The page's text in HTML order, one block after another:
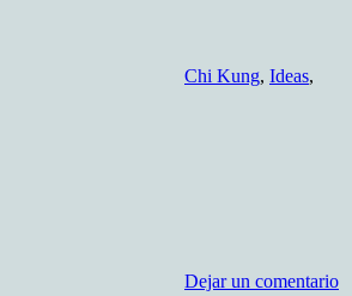
Chi Kung, Ideas,
Dejar un comentario